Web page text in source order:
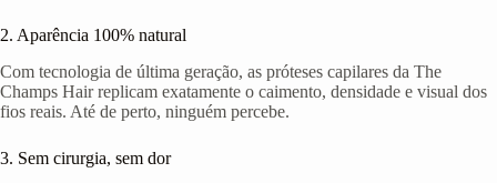
2. Aparência 100% natural
Com tecnologia de última geração, as próteses capilares da The
Champs Hair replicam exatamente o caimento, densidade e visual dos
fios reais. Até de perto, ninguém percebe.
3. Sem cirurgia, sem dor